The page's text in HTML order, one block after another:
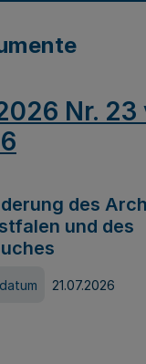
Nr. 23
des
und des
21.07.2026